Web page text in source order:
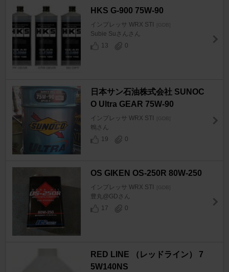
HKS G-900 75W-90
インプレッサ WRX STI [GDB]
Subie Suさんさん
13
0
日本サン石油株式会社 SUNOC
O Ultra GEAR 75W-90
インプレッサ WRX STI [GDB]
鵯さん
19
0
OS GIKEN OS-250R 80W-250
インプレッサ WRX STI [GDB]
豊丸@GDさん
17
0
RED LINE （レッドライン） 7
5W140NS